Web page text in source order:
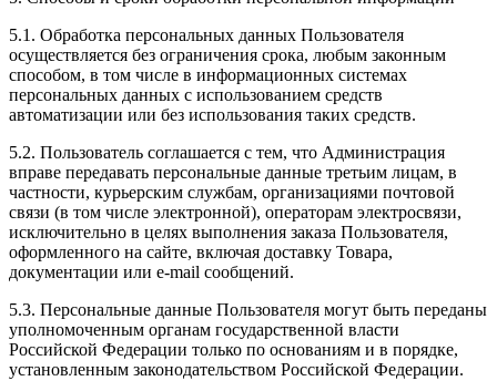
5.1. Обработка персональных данных Пользователя
осуществляется без ограничения срока, любым законным
способом, в том числе в информационных системах
персональных данных с использованием средств
автоматизации или без использования таких средств.
5.2. Пользователь соглашается с тем, что Администрация
вправе передавать персональные данные третьим лицам, в
частности, курьерским службам, организациями почтовой
связи (в том числе электронной), операторам электросвязи,
исключительно в целях выполнения заказа Пользователя,
оформленного на сайте, включая доставку Товара,
документации или e-mail сообщений.
5.3. Персональные данные Пользователя могут быть переданы
уполномоченным органам государственной власти
Российской Федерации только по основаниям и в порядке,
установленным законодательством Российской Федерации.